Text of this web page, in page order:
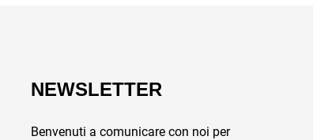
NEWSLETTER
Benvenuti a comunicare con noi per